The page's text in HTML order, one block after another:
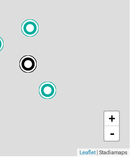
+
-
Leaflet | Stadiamaps